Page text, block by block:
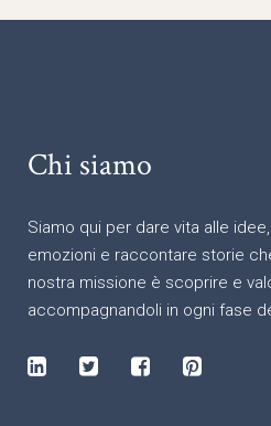
Chi siamo
Siamo qui per dare vita alle
emozioni e raccontare storie
nostra missione è scoprire e
accompagnandoli in ogni fase